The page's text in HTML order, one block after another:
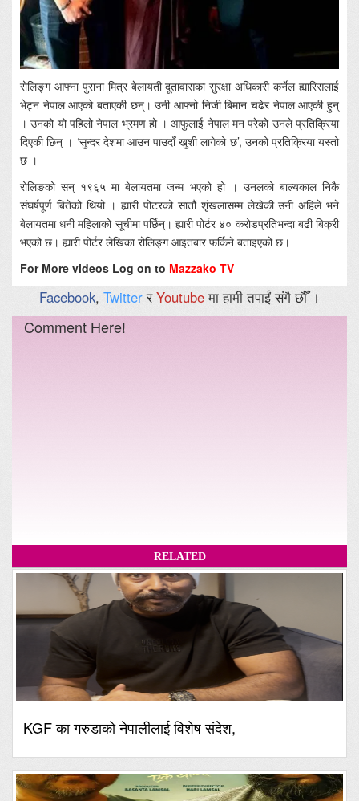
रोलिङ्ग आफ्ना पुराना मित्र बेलायती दूतावासका सुरक्षा अधिकारी कर्नेल ह्यारिसलाई
भेट्न नेपाल आएको बताएकी छन्। उनी आफ्नो निजी बिमान चढेर नेपाल आएकी हुन्
। उनको यो पहिलो नेपाल भ्रमण हो । आफुलाई नेपाल मन परेको उनले प्रतिक्रिया
दिएकी छिन् । ‘सुन्दर देशमा आउन पाउदाँ खुशी लागेको छ’, उनको प्रतिक्रिया यस्तो
छ ।
रोलिङको सन् १९६५ मा बेलायतमा जन्म भएको हो । उनलको बाल्यकाल निकै
संघर्षपूर्ण बितेको थियो । ह्यारी पोटरको सातौं शृंखलासम्म लेखेकी उनी अहिले भने
बेलायतमा धनी महिलाको सूचीमा पर्छिन्। ह्यारी पोर्टर ४० करोडप्रतिभन्दा बढी बिक्री
भएको छ। ह्यारी पोर्टर लेखिका रोलिङ्ग आइतबार फर्किने बताइएको छ।
For More videos Log on to Mazzako TV
Facebook, TwitterरYoutubeमा हामी तपाईं संगै छौँ ।
Comment Here!
RELATED
KGF का गरुडाको नेपालीलाई विशेष संदेश,